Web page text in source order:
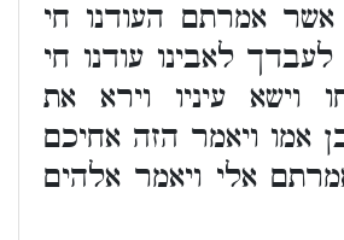
אשר אמרתם העודנו חי
לאבינו עודנו חי
וישא עיניו וירא את
אמו ויאמר הזה אחיכם
אלי ויאמר אלהים